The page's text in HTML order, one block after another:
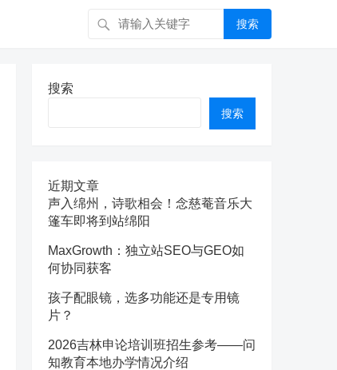
搜索
搜索
搜索
近期文章
声入绵州，诗歌相会！念慈菴音乐大
篷车即将到站绵阳
MaxGrowth：独立站SEO与GEO如
何协同获客
孩子配眼镜，选多功能还是专用镜
片？
2026吉林申论培训班招生参考——问
知教育本地办学情况介绍